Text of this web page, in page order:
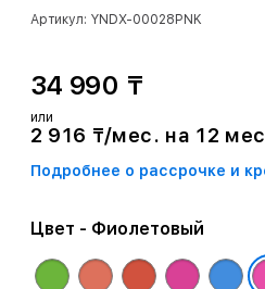
Артикул: YNDX-00028PNK
34 990 ₸
или
2 916 ₸/мес. на 12
Подробнее о рассрочке и
Цвет - Фиолетовый